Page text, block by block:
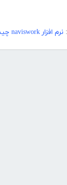
نرم افزار naviswork چیست